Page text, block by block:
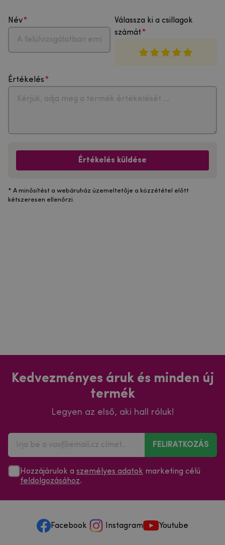
Név
Válassza ki a csillagok
számát
Értékelés
Értékelés küldése
* A minősítést a webáruház üzemeltetője a közzététel előtt
kétszeresen ellenőrzi.
Kedvezményes áruk és minden új
termék
Legyen az első, aki hall róluk!
FELIRATKOZÁS
Hozzájárulok a személyes adatok marketing célú
feldolgozásához.
Facebook Instagram Youtube